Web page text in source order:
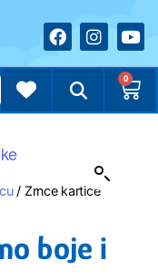
0
/ Zrnce kartice
boje i